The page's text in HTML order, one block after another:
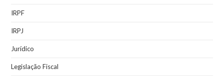
IRPF
IRPJ
Jurídico
Legislação Fiscal